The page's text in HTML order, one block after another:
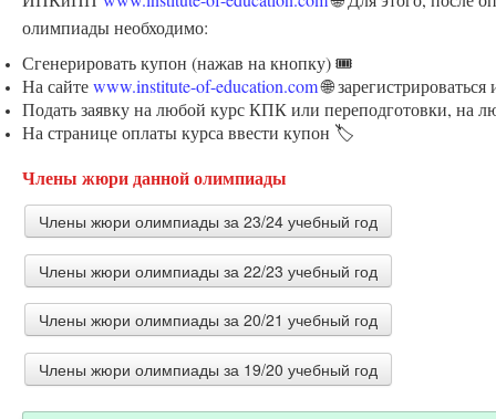
олимпиады необходимо:
Сгенерировать купон (нажав на кнопку) 🎟️
На сайтеwww.institute-of-education.com🌐
Подать заявку на любой курс КПК или переподготовки, на
На странице оплаты курса ввести купон 🏷️
Члены жюри данной олимпиады
Члены жюри олимпиады за 23/24 учебный год
Капин Артем Витальевич
учитель Муниципальное общеобразовательное
школа №19
Богданенко Елена Николаевна
учитель ГБОУ РО НШИ с ПЛП
Члены жюри олимпиады за 22/23 учебный год
Капин Артем Витальевич
учитель математики, астрономии и физики
Раменская средняя общеобразовательная школа №19
Члены жюри олимпиады за 20/21 учебный год
Стук Анна Кирилловна
Члены жюри олимпиады за 19/20 учебный год